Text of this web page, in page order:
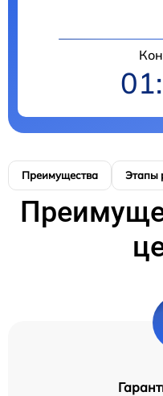
Преимущества Этапы